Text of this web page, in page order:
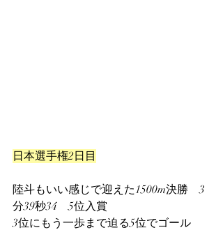
日本選手権2日目
陸斗もいい感じで迎えた1500m決勝　3
分39秒34　5位入賞
3位にもう一歩まで迫る5位でゴール